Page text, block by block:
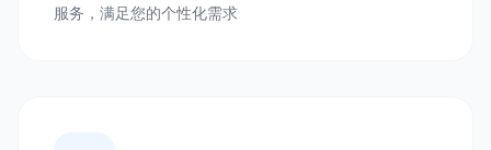
服务，满足您的个性化需求